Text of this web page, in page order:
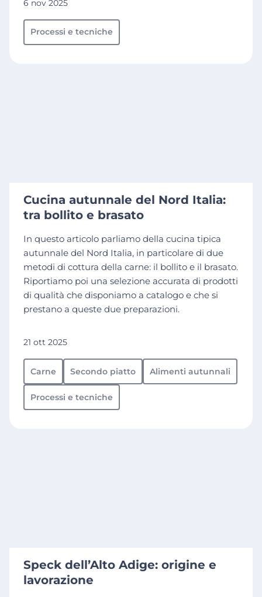
6 nov 2025
Processi e tecniche
Cucina autunnale del Nord Italia:
tra bollito e brasato
In questo articolo parliamo della cucina tipica
autunnale del Nord Italia, in particolare di due
metodi di cottura della carne: il bollito e il brasato.
Riportiamo poi una selezione accurata di prodotti
di qualità che disponiamo a catalogo e che si
prestano a queste due preparazioni.
21 ott 2025
Carne Secondo piatto Alimenti autunnali
Processi e tecniche
Speck dell’Alto Adige: origine e
lavorazione